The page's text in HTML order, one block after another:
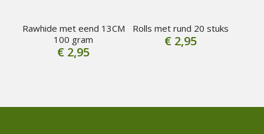
Rawhide met eend 13CM
100 gram
€ 2,95
Rolls met rund 20 stuks
€ 2,95